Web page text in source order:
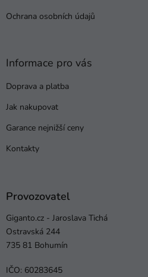
Ochrana osobních údajů
Informace pro vás
Doprava a platba
Jak nakupovat
Garance nejnižší ceny
Kontakty
Provozovatel
Giganto.cz - Jaroslava Tichá
Ostravská 244
735 81 Bohumín
IČO: 60283645